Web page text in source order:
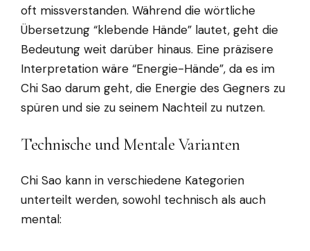
oft missverstanden. Während die wörtliche
Übersetzung “klebende Hände” lautet, geht die
Bedeutung weit darüber hinaus. Eine präzisere
Interpretation wäre “Energie-Hände”, da es im
Chi Sao darum geht, die Energie des Gegners zu
spüren und sie zu seinem Nachteil zu nutzen.
Technische und Mentale Varianten
Chi Sao kann in verschiedene Kategorien
unterteilt werden, sowohl technisch als auch
mental: